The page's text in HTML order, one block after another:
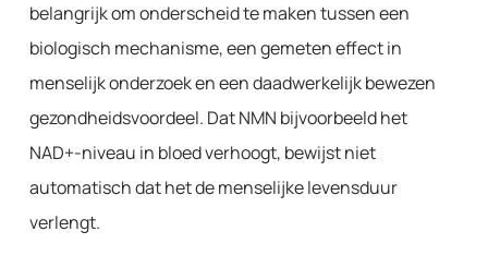
belangrijk om onderscheid te maken tussen een
biologisch mechanisme, een gemeten effect in
menselijk onderzoek en een daadwerkelijk bewezen
gezondheidsvoordeel. Dat NMN bijvoorbeeld het
NAD+-niveau in bloed verhoogt, bewijst niet
automatisch dat het de menselijke levensduur
verlengt.